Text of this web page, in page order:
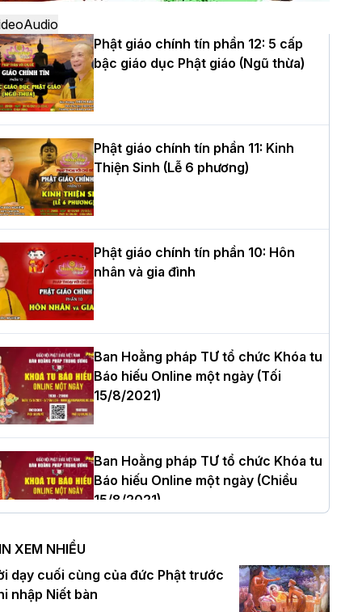
yêu thương trong ngày tu tập thứ
của Khóa sinh hoạt Phật pháp mùa
tại chùa Bằng
Thọ Lạc được suy cử làm tân
BTS GHPGVN tỉnh Nghệ An
thượng Thích Quảng Tùng tái đắc
Trưởng BTS GHPGVN thành phố Hải
nhiệm kỳ 2026 – 2031
tọa Thích Tâm Chính được suy
tân Trưởng ban Trị sự GHPGVN tỉnh
Nội: Tăng Ni Trường hạ Bồ Đề trang
tác pháp Tiền an cư PL.2570 –
Audio
Phật giáo chính tín phần 12: 5 cấp
bậc giáo dục Phật giáo (Ngũ thừa)
Phật giáo chính tín phần 11: Kinh
Thiện Sinh (Lễ 6 phương)
Phật giáo chính tín phần 10: Hôn
nhân và gia đình
Ban Hoằng pháp TƯ tổ chức Khóa tu
Báo hiếu Online một ngày (Tối
15/8/2021)
Ban Hoằng pháp TƯ tổ chức Khóa tu
Báo hiếu Online một ngày (Chiều
15/8/2021)
Ban Hoằng pháp TƯ tổ chức Khóa tu
Báo hiếu Online một ngày (Sáng
15/8/2021)
XEM NHIỀU
dạy cuối cùng của đức Phật trước
nhập Niết bàn